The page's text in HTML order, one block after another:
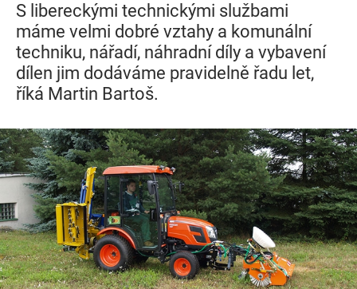
S libereckými technickými službami
máme velmi dobré vztahy a komunální
techniku, nářadí, náhradní díly a vybavení
dílen jim dodáváme pravidelně řadu let,
říká Martin Bartoš.